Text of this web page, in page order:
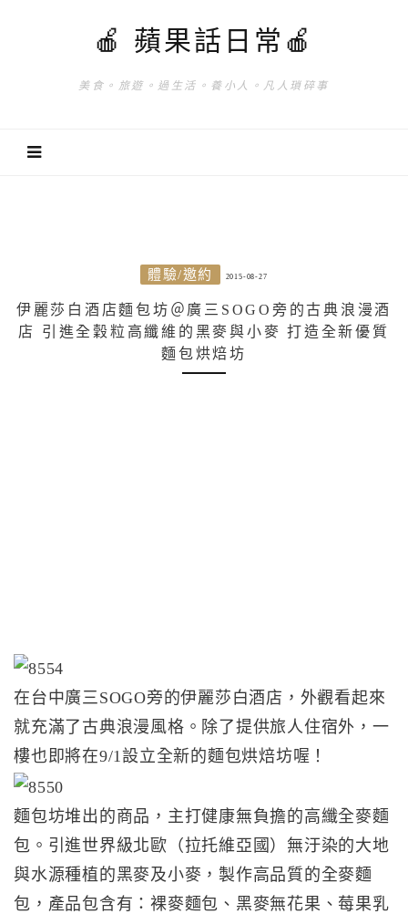
🍎 蘋果話日常🍎
美食。旅遊。過生活。養小人。凡人瑣碎事
體驗/邀約 2015-08-27
伊麗莎白酒店麵包坊＠廣三SOGO旁的古典浪漫酒
店 引進全穀粒高纖維的黑麥與小麥 打造全新優質
麵包烘焙坊
在台中廣三SOGO旁的伊麗莎白酒店，外觀看起來
就充滿了古典浪漫風格。除了提供旅人住宿外，一
樓也即將在9/1設立全新的麵包烘焙坊喔！
麵包坊堆出的商品，主打健康無負擔的高纖全麥麵
包。引進世界級北歐（拉托維亞國）無汙染的大地
與水源種植的黑麥及小麥，製作高品質的全麥麵
包，產品包含有：裸麥麵包、黑麥無花果、莓果乳